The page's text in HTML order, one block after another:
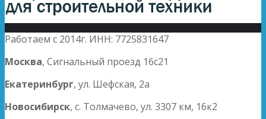
Работаем с 2014г. ИНН: 7725831647
Москва, Сигнальный проезд 16с21
Екатеринбург, ул. Шефская, 2а
Новосибирск, с. Толмачево, ул. 3307 км, 16к2